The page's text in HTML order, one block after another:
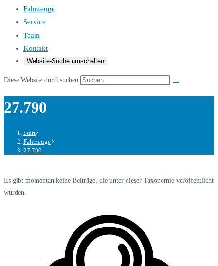
Fahrzeuge
Service
Team
Kontakt
Website-Suche umschalten
Diese Website durchsuchen
27.790
Start>
Fahrzeuge>
27.790
Es gibt momentan keine Beiträge, die unter dieser Taxonomie veröffentlicht
wurden.